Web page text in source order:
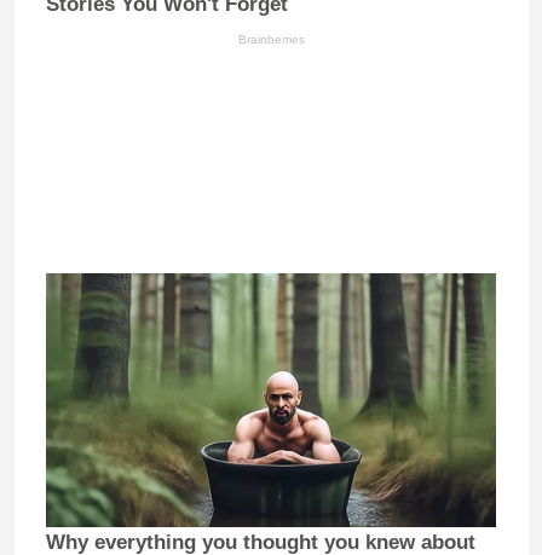
Brainberries
Why everything you thought you knew about